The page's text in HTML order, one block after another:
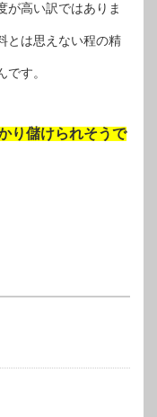
が高い訳ではありま
とは思えない程の精
す。
り儲けられそうで